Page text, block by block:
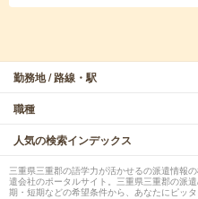
勤務地 / 路線・駅
職種
人気の検索インデックス
三重県三重郡の語学力が活かせるの派遣情報
遣会社のポータルサイト。三重県三重郡の派
期・短期などの希望条件から、あなたにピッ